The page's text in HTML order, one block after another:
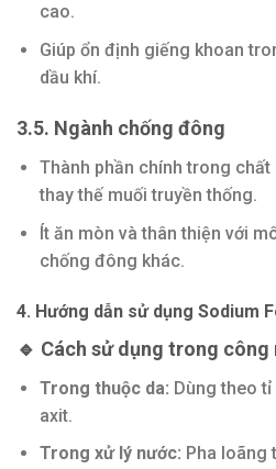
cao.
Giúp ổn định giếng khoan
dầu khí.
3.5. Ngành chống đông
Thành phần chính trong
thay thế muối truyền thống.
Ít ăn mòn và thân thiện với
chống đông khác.
4. Hướng dẫn sử dụng Sodium
🔹 Cách sử dụng trong công
Trong thuộc da: Dùng theo
axit.
Trong xử lý nước: Pha loãng